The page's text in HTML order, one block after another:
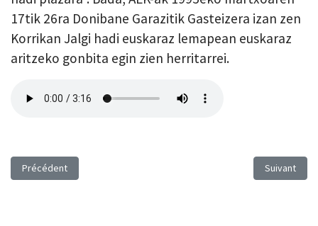
17tik 26ra Donibane Garazitik Gasteizera izan zen
Korrikan Jalgi hadi euskaraz lemapean euskaraz
aritzeko gonbita egin zien herritarrei.
Article précédent : Gozategi
Précédent Article
Suivant